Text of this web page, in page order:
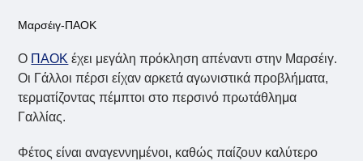
Μαρσέιγ-ΠΑΟΚ
Ο ΠΑΟΚ έχει μεγάλη πρόκληση απέναντι στην Μαρσέιγ.
Οι Γάλλοι πέρσι είχαν αρκετά αγωνιστικά προβλήματα,
τερματίζοντας πέμπτοι στο περσινό πρωτάθλημα
Γαλλίας.
Φέτος είναι αναγεννημένοι, καθώς παίζουν καλύτερο